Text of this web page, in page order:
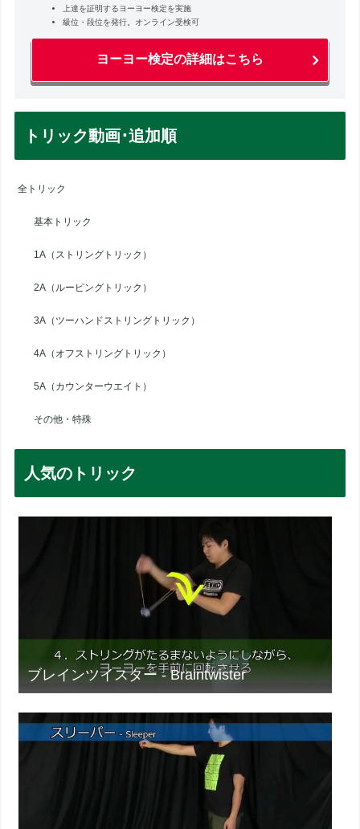
上達を証明するヨーヨー検定を実施
級位・段位を発行。オンライン受検可
ヨーヨー検定の詳細はこちら
トリック動画･追加順
全トリック
基本トリック
1A（ストリングトリック）
2A（ルーピングトリック）
3A（ツーハンドストリングトリック）
4A（オフストリングトリック）
5A（カウンターウエイト）
その他・特殊
人気のトリック
ブレインツイスター - Braintwister